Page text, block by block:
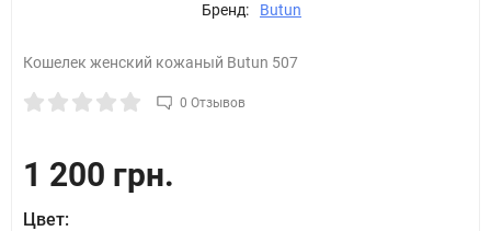
Бренд: Butun
Кошелек женский кожаный Butun 507
0 Отзывов
1 200 грн.
Цвет: